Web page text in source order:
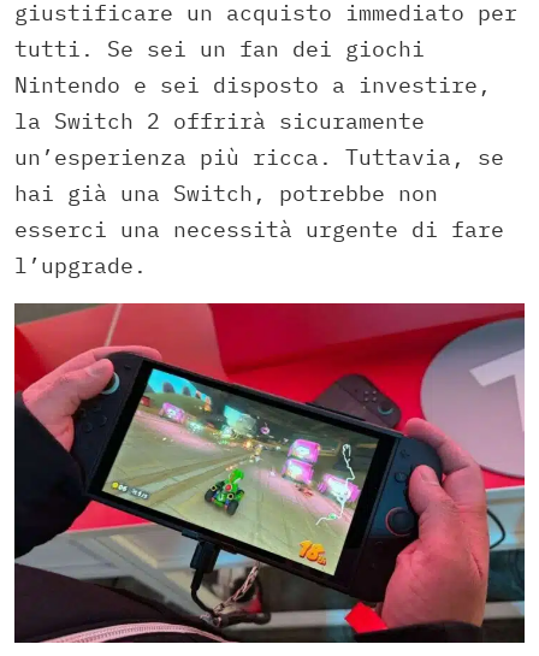
giustificare un acquisto immediato per
tutti. Se sei un fan dei giochi
Nintendo e sei disposto a investire,
la Switch 2 offrirà sicuramente
un’esperienza più ricca. Tuttavia, se
hai già una Switch, potrebbe non
esserci una necessità urgente di fare
l’upgrade.